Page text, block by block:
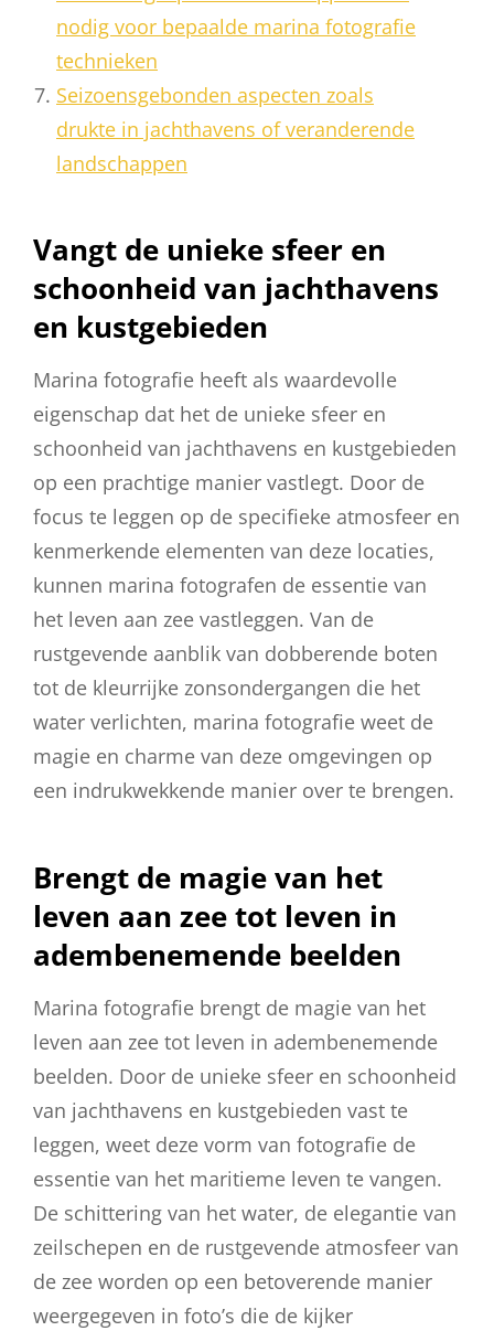
nodig voor bepaalde marina fotografie
technieken
Seizoensgebonden aspecten zoals
drukte in jachthavens of veranderende
landschappen
Vangt de unieke sfeer en
schoonheid van jachthavens
en kustgebieden
Marina fotografie heeft als waardevolle
eigenschap dat het de unieke sfeer en
schoonheid van jachthavens en kustgebieden
op een prachtige manier vastlegt. Door de
focus te leggen op de specifieke atmosfeer en
kenmerkende elementen van deze locaties,
kunnen marina fotografen de essentie van
het leven aan zee vastleggen. Van de
rustgevende aanblik van dobberende boten
tot de kleurrijke zonsondergangen die het
water verlichten, marina fotografie weet de
magie en charme van deze omgevingen op
een indrukwekkende manier over te brengen.
Brengt de magie van het
leven aan zee tot leven in
adembenemende beelden
Marina fotografie brengt de magie van het
leven aan zee tot leven in adembenemende
beelden. Door de unieke sfeer en schoonheid
van jachthavens en kustgebieden vast te
leggen, weet deze vorm van fotografie de
essentie van het maritieme leven te vangen.
De schittering van het water, de elegantie van
zeilschepen en de rustgevende atmosfeer van
de zee worden op een betoverende manier
weergegeven in foto’s die de kijker